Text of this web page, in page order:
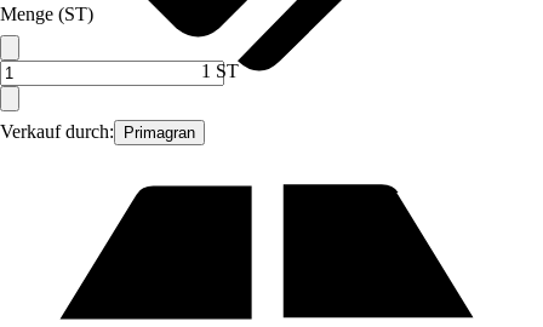
Verkauf durch: Primagran
Menge (ST)
1 ST